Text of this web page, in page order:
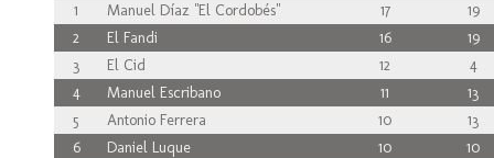
1 Manuel Díaz "El Cordobés" 17
19
2
El Fandi 16
19
3
El Cid 12
4
4
Manuel Escribano 11
13
5
Antonio Ferrera 10
13
6
Daniel Luque 10
10